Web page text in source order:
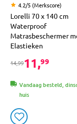
4.2/5 (Merkscore)
Lorelli 70 x 140 cm
Waterproof
Matrasbeschermer
Elastieken
14,9911,99
Vandaag besteld,
huis